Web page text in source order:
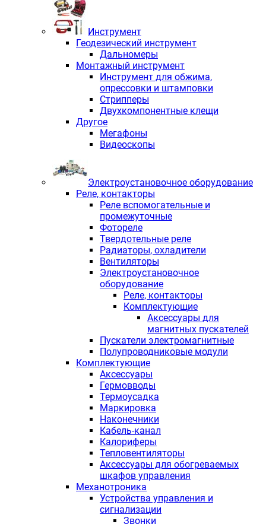
Инструмент
Геодезический инструмент
Дальномеры
Монтажный инструмент
Инструмент для обжима,
опрессовки и штамповки
Стрипперы
Двухкомпонентные клещи
Другое
Мегафоны
Видеоскопы
Электроустановочное оборудование
Реле, контакторы
Реле вспомогательные и
промежуточные
Фотореле
Твердотельные реле
Радиаторы, охладители
Вентиляторы
Электроустановочное
оборудование
Реле, контакторы
Комплектующие
Аксессуары для
магнитных пускателей
Пускатели электромагнитные
Полупроводниковые модули
Комплектующие
Аксессуары
Гермовводы
Термоусадка
Маркировка
Наконечники
Кабель-канал
Калориферы
Тепловентиляторы
Аксессуары для обогреваемых
шкафов управления
Механотроника
Устройства управления и
сигнализации
Звонки